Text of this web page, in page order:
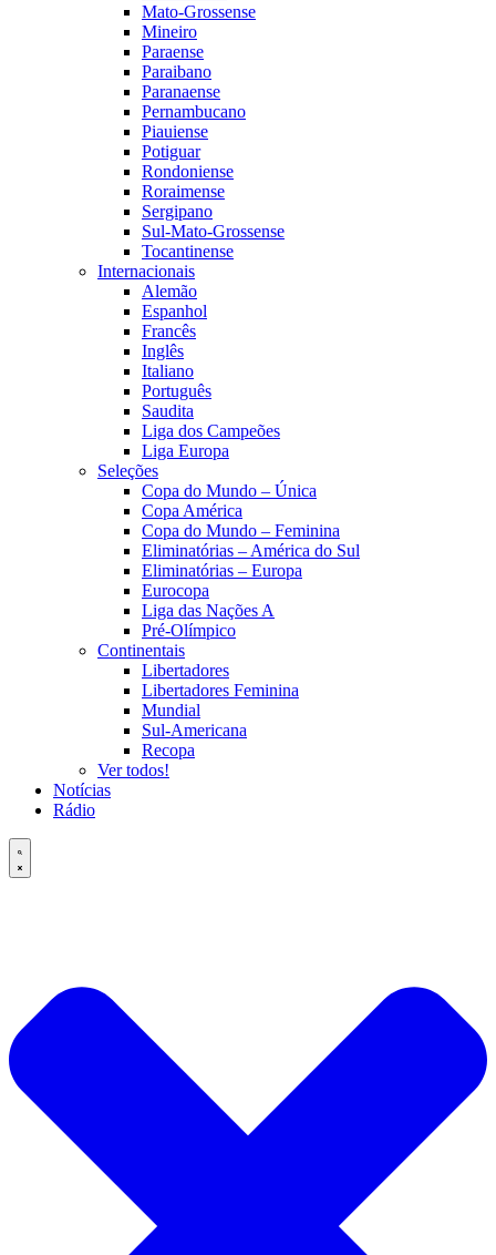
Mato-Grossense
Mineiro
Paraense
Paraibano
Paranaense
Pernambucano
Piauiense
Potiguar
Rondoniense
Roraimense
Sergipano
Sul-Mato-Grossense
Tocantinense
Internacionais
Alemão
Espanhol
Francês
Inglês
Italiano
Português
Saudita
Liga dos Campeões
Liga Europa
Seleções
Copa do Mundo – Única
Copa América
Copa do Mundo – Feminina
Eliminatórias – América do Sul
Eliminatórias – Europa
Eurocopa
Liga das Nações A
Pré-Olímpico
Continentais
Libertadores
Libertadores Feminina
Mundial
Sul-Americana
Recopa
Ver todos!
Notícias
Rádio